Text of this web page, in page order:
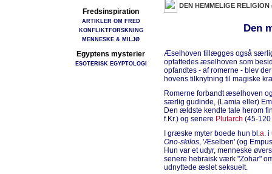
Fredsinspiration
ARTIKLER OM FRED
KONFLIKTFORSKNING
MENNESKE & MILJØ
Egyptens mysterier
ESOTERISK EGYPTOLOGI
DEN HEMMELIGE RELIGION
Den
Æselhoven tillægges også
opfattedes æselhoven som
opfandtes - af romerne - blev
hovens tilknytning til magiske
Romerne forbandt æselhoven
særlig gudinde, (Lamia eller)
Den ældste kendte tale herom
f.Kr.) og senere Plutarch (45-120
I græske myter boede hun bl.a. i
Ono-skilos, 'Æselben' (og
Hun var et udyr, menneske
senere hebraisk værk "Zohar"
udnyttede æslet seksuelt.